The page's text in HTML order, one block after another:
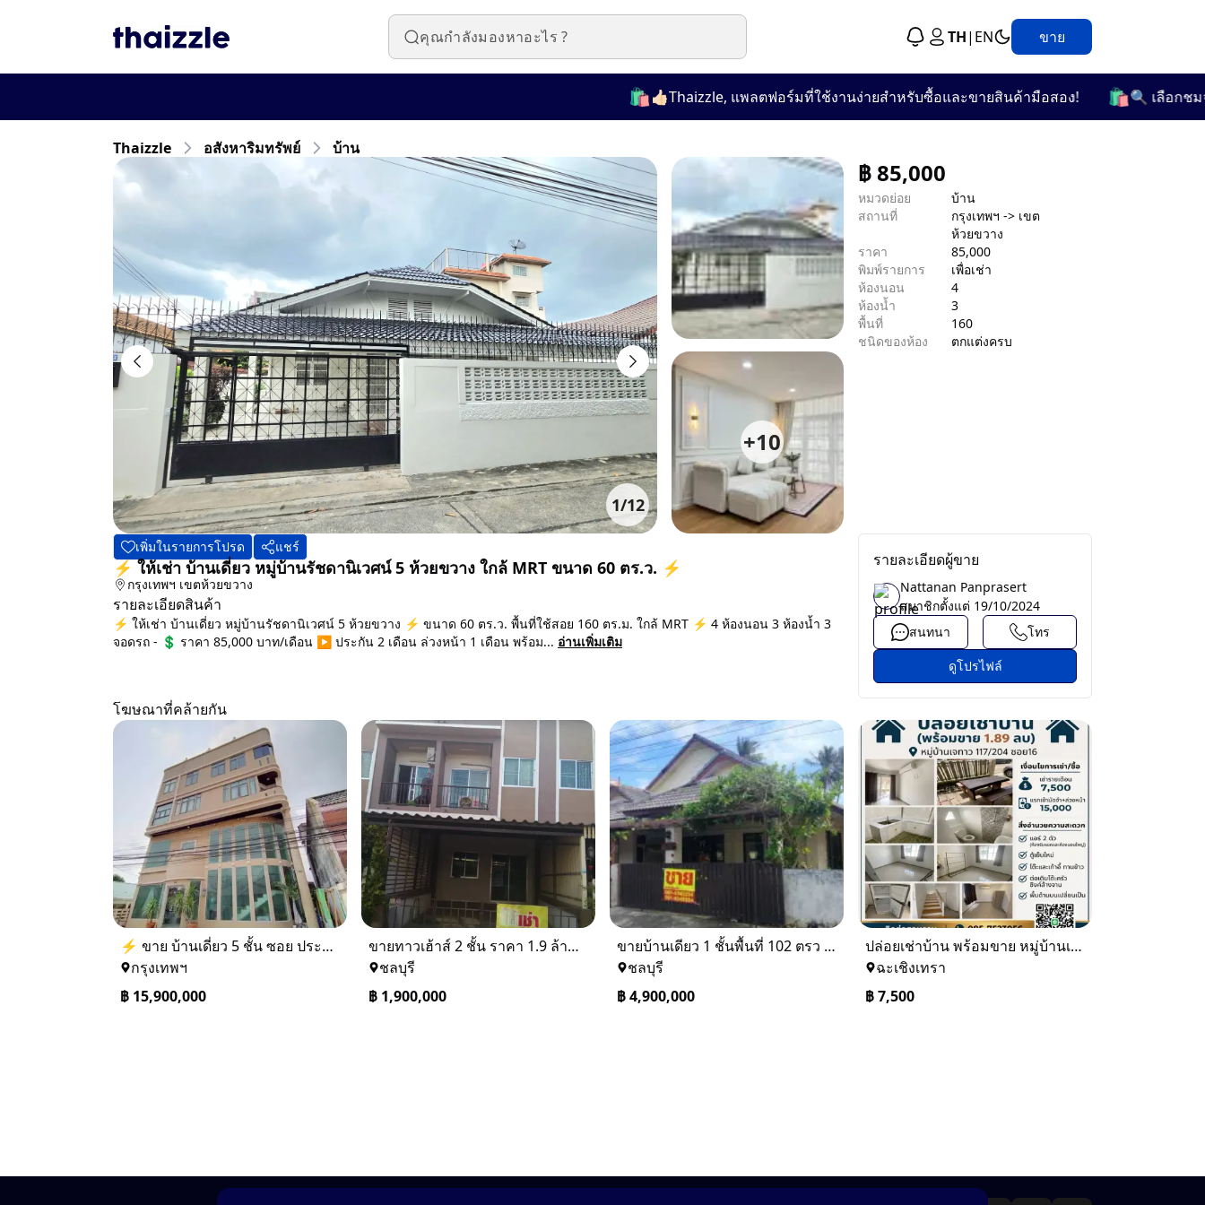
TH| EN ขาย
👍🏻Thaizzle, แพลตฟอร์มที่ใช้งานง่ายสำหรับซื้อและขายสินค้ามือสอง! 🛍️ 🔍 เลือกชมจา
Thaizzle อสังหาริมทรัพย์ บ้าน
1/12
+10
฿85,000
หมวดย่อย
บ้าน
สถานที่
กรุงเทพฯ -> เขต
ห้วยขวาง
ราคา
85,000
พิมพ์รายการ
เพื่อเช่า
ห้องนอน
4
ห้องน้ำ
3
พื้นที่
160
ชนิดของห้อง
ตกแต่งครบ
เพิ่มในรายการโปรด แชร์
⚡ ให้เช่า บ้านเดี่ยว หมู่บ้านรัชดานิเวศน์ 5 ห้วยขวาง ใกล้ MRT ขนาด 60 ตร.ว. ⚡
กรุงเทพฯ เขตห้วยขวาง
รายละเอียดสินค้า
⚡ ให้เช่า บ้านเดี่ยว หมู่บ้านรัชดานิเวศน์ 5 ห้วยขวาง ⚡ ขนาด 60 ตร.ว. พื้นที่ใช้สอย 160 ตร.ม. ใกล้ MRT ⚡ 4 ห้องนอน 3 ห้องน้ำ 3
จอดรถ - 💲 ราคา 85,000 บาท/เดือน ▶️ ประกัน 2 เดือน ล่วงหน้า 1 เดือน พร้อม... อ่านเพิ่มเติม
รายละเอียดผู้ขาย
Nattanan Panprasert
สมาชิกตั้งแต่ 19/10/2024
สนทนา
โทร
ดูโปรไฟล์
โฆษณาที่คล้ายกัน
⚡ ขาย บ้านเดี่ยว 5 ชั้น ซอย ประชาชื่น 14 ใกล้ BTS
กรุงเทพฯ
฿ 15,900,000
ขายทาวเฮ้าส์ 2 ชั้น ราคา 1.9 ล้านบาท ที่อยู่ ศรีราชา ชลบุรี
ชลบุรี
฿ 1,900,000
ขายบ้านเดียว 1 ชั้นพื้นที่ 102 ตรว บางละมุง ชลบุรี
ชลบุรี
฿4,900,000
ปล่อยเช่าบ้าน พร้อมขาย หมู่บ้านเจทาว ตำบลแสนภูดาษ
ฉะเชิงเทรา
฿7,500